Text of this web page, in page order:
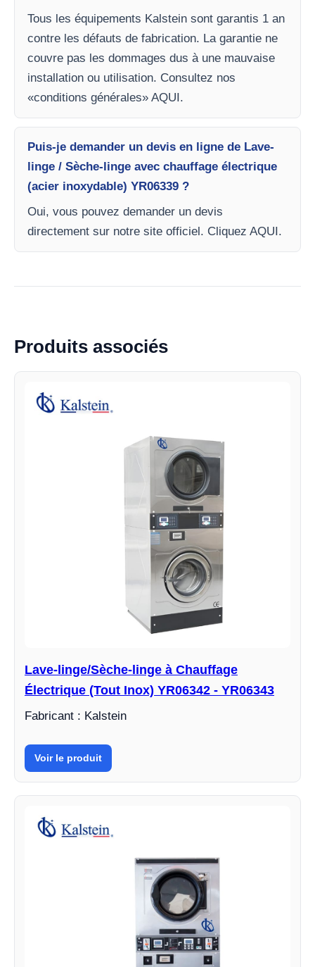
Tous les équipements Kalstein sont garantis 1 an
contre les défauts de fabrication. La garantie ne
couvre pas les dommages dus à une mauvaise
installation ou utilisation. Consultez nos
«conditions générales» AQUI.
Puis-je demander un devis en ligne de Lave-
linge / Sèche-linge avec chauffage électrique
(acier inoxydable) YR06339 ?
Oui, vous pouvez demander un devis
directement sur notre site officiel. Cliquez AQUI.
Produits associés
Lave-linge/Sèche-linge à Chauffage
Électrique (Tout Inox) YR06342 - YR06343
Fabricant : Kalstein
Voir le produit